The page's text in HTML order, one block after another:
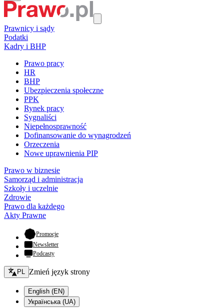
Prawnicy i sądy
Podatki
Kadry i BHP
Prawo pracy
HR
BHP
Ubezpieczenia społeczne
PPK
Rynek pracy
Sygnaliści
Niepełnosprawność
Dofinansowanie do wynagrodzeń
Orzeczenia
Nowe uprawnienia PIP
Prawo w biznesie
Samorząd i administracja
Szkoły i uczelnie
Zdrowie
Prawo dla każdego
Akty Prawne
Promocje- otwiera się w nowej karcie
Newsletter
Podcasty
Zmień język - bieżący:
PL Zmień język strony
English (EN)
Українська (UA)